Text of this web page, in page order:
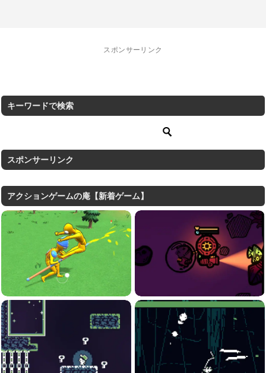
スポンサーリンク
キーワードで検索
スポンサーリンク
アクションゲームの庵【新着ゲーム】